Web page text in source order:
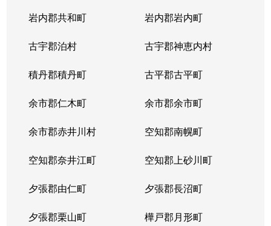
岩内郡共和町 岩内郡岩内町
古宇郡泊村 古宇郡神恵内村
積丹郡積丹町 古平郡古平町
余市郡仁木町 余市郡余市町
余市郡赤井川村 空知郡南幌町
空知郡奈井江町 空知郡上砂川町
夕張郡由仁町 夕張郡長沼町
夕張郡栗山町 樺戸郡月形町